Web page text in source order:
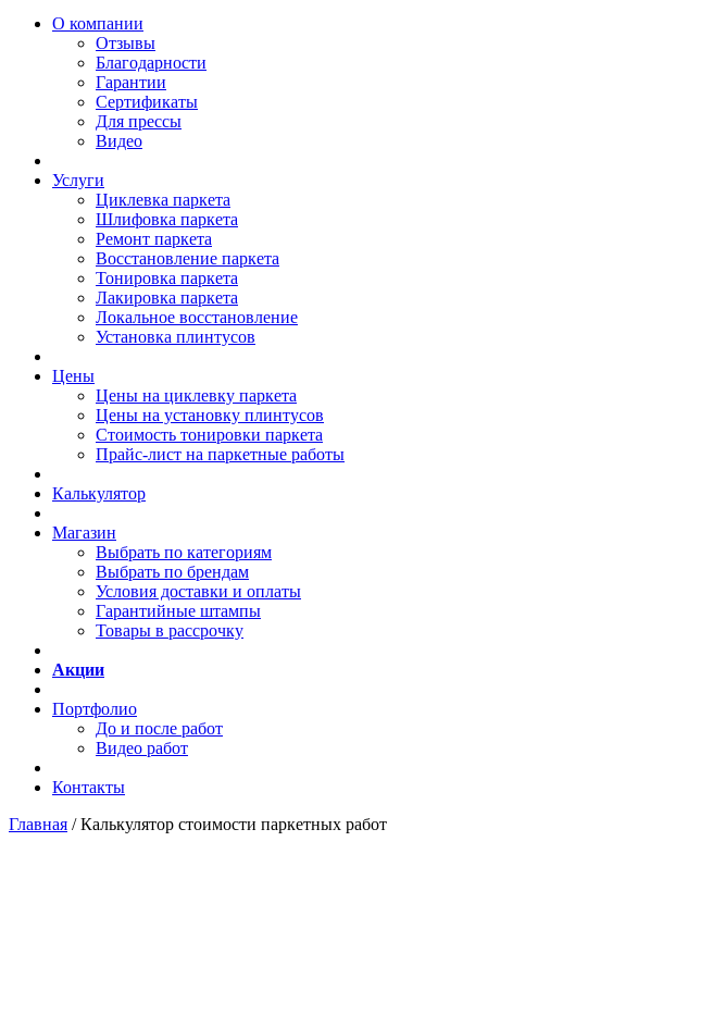
О компании
Отзывы
Благодарности
Гарантии
Сертификаты
Для прессы
Видео
Услуги
Циклевка паркета
Шлифовка паркета
Ремонт паркета
Восстановление паркета
Тонировка паркета
Лакировка паркета
Локальное восстановление
Установка плинтусов
Цены
Цены на циклевку паркета
Цены на установку плинтусов
Стоимость тонировки паркета
Прайс-лист на паркетные работы
Калькулятор
Магазин
Выбрать по категориям
Выбрать по брендам
Условия доставки и оплаты
Гарантийные штампы
Товары в рассрочку
Акции
Портфолио
До и после работ
Видео работ
Контакты
Главная /Калькулятор стоимости паркетных работ